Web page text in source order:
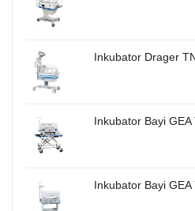
Inkubator Drager
Inkubator Bayi GEA
Inkubator Bayi GEA